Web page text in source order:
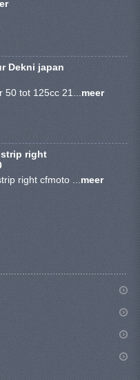
Dekni japan
50 tot 125cc 21... meer
right
right cfmoto ... meer